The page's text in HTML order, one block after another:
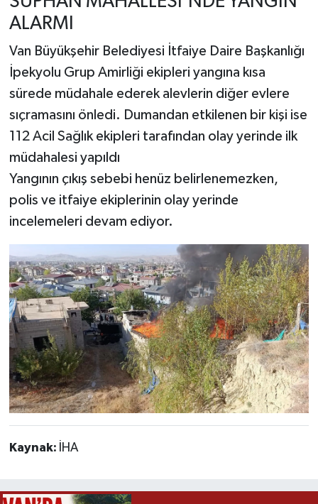
ALARMI
Van Büyükşehir Belediyesi İtfaiye Daire Başkanlığı
İpekyolu Grup Amirliği ekipleri yangına kısa
sürede müdahale ederek alevlerin diğer evlere
sıçramasını önledi. Dumandan etkilenen bir kişi ise
112 Acil Sağlık ekipleri tarafından olay yerinde ilk
müdahalesi yapıldı
Yangının çıkış sebebi henüz belirlenemezken,
polis ve itfaiye ekiplerinin olay yerinde
incelemeleri devam ediyor.
Kaynak: İHA